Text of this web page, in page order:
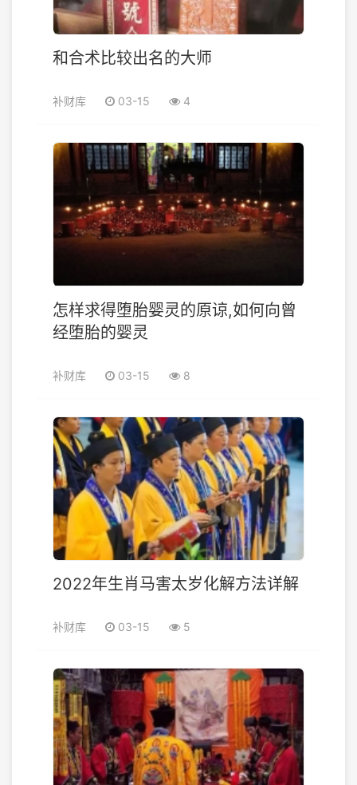
和合术比较出名的大师
补财库 03-15 4
怎样求得堕胎婴灵的原谅,如何向曾
经堕胎的婴灵
补财库 03-15 8
2022年生肖马害太岁化解方法详解
补财库 03-15 5